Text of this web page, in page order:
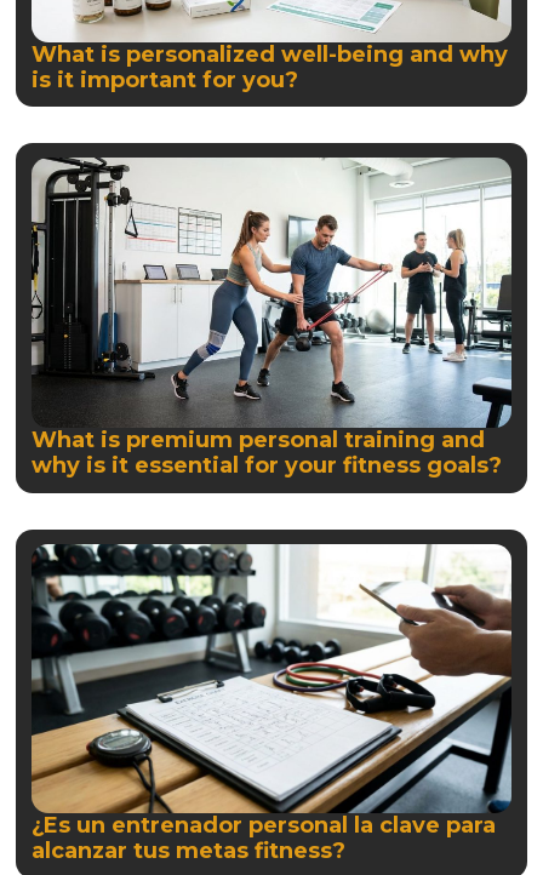
What is personalized well-being and why
is it important for you?
What is premium personal training and
why is it essential for your fitness goals?
¿Es un entrenador personal la clave para
alcanzar tus metas fitness?